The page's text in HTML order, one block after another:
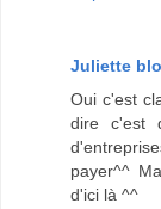
Juliette
Oui c'est
dire c'est
payer^^
d'ici là ^^